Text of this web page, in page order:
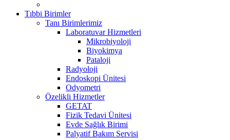
Tıbbi Birimler
Tanı Birimlerimiz
Laboratuvar Hizmetleri
Mikrobiyoloji
Biyokimya
Pataloji
Radyoloji
Endoskopi Ünitesi
Odyometri
Özelikli Hizmetler
GETAT
Fizik Tedavi Ünitesi
Evde Sağlık Birimi
Palyatif Bakım Servisi